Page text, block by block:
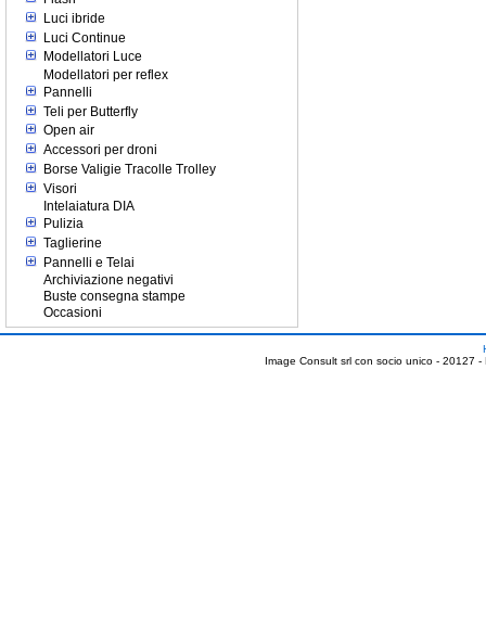
Luci ibride
Luci Continue
Modellatori Luce
Modellatori per reflex
Pannelli
Teli per Butterfly
Open air
Accessori per droni
Borse Valigie Tracolle Trolley
Visori
Intelaiatura DIA
Pulizia
Taglierine
Pannelli e Telai
Archiviazione negativi
Buste consegna stampe
Occasioni
Image Consult srl con socio unico - 20127